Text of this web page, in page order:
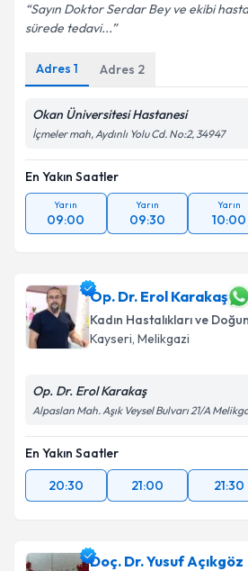
Sayın Doktor Serdar Bey ve ekibi
sürede tedavi...
Adres 1 Adres 2
Okan Üniversitesi Hastanesi
İçmeler mah, Aydınlı Yolu Cd. No:2, 34947
En Yakın Saatler
Yarın
09:00
Yarın
09:30
Yarın
10:00
Op. Dr. Erol Karakaş
Kadın Hastalıkları ve
Kayseri, Melikgazi
Op. Dr. Erol Karakaş
Alpaslan Mah. Aşık Veysel Bulvarı 21/A
En Yakın Saatler
20:30
21:00 21:30
Doç. Dr. Yusuf Açıkgöz